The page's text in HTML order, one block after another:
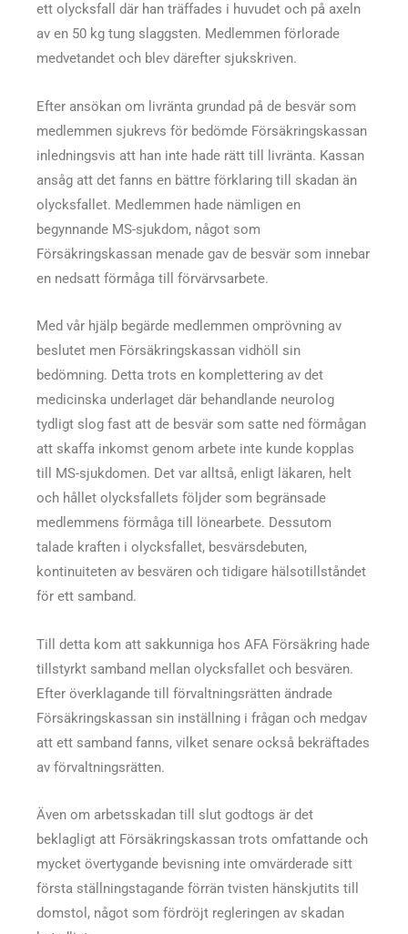
ett olycksfall där han träffades i huvudet och på axeln
av en 50 kg tung slaggsten. Medlemmen förlorade
medvetandet och blev därefter sjukskriven.
Efter ansökan om livränta grundad på de besvär som
medlemmen sjukrevs för bedömde Försäkringskassan
inledningsvis att han inte hade rätt till livränta. Kassan
ansåg att det fanns en bättre förklaring till skadan än
olycksfallet. Medlemmen hade nämligen en
begynnande MS-sjukdom, något som
Försäkringskassan menade gav de besvär som innebar
en nedsatt förmåga till förvärvsarbete.
Med vår hjälp begärde medlemmen omprövning av
beslutet men Försäkringskassan vidhöll sin
bedömning. Detta trots en komplettering av det
medicinska underlaget där behandlande neurolog
tydligt slog fast att de besvär som satte ned förmågan
att skaffa inkomst genom arbete inte kunde kopplas
till MS-sjukdomen. Det var alltså, enligt läkaren, helt
och hållet olycksfallets följder som begränsade
medlemmens förmåga till lönearbete. Dessutom
talade kraften i olycksfallet, besvärsdebuten,
kontinuiteten av besvären och tidigare hälsotillståndet
för ett samband.
Till detta kom att sakkunniga hos AFA Försäkring hade
tillstyrkt samband mellan olycksfallet och besvären.
Efter överklagande till förvaltningsrätten ändrade
Försäkringskassan sin inställning i frågan och medgav
att ett samband fanns, vilket senare också bekräftades
av förvaltningsrätten.
Även om arbetsskadan till slut godtogs är det
beklagligt att Försäkringskassan trots omfattande och
mycket övertygande bevisning inte omvärderade sitt
första ställningstagande förrän tvisten hänskjutits till
domstol, något som fördröjt regleringen av skadan